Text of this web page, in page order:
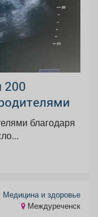
200
благодаря
Медицина и здоровье
Междуреченск